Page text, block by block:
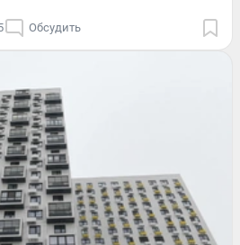
Обсудить